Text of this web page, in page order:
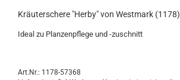
Kräuterschere "Herby" von Westmark (1178)
Ideal zu Planzenpflege und -zuschnitt
Art.Nr.: 1178-57368